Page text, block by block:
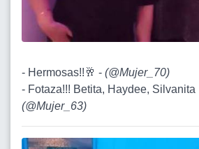
- Hermosas!!🥂 - (@Mujer_70)
- Fotaza!!! Betita, Haydee, Silvanita
(@Mujer_63)